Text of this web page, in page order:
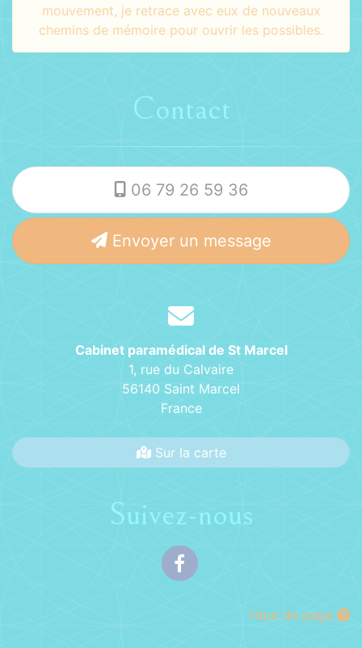
mouvement, je retrace avec eux de nouveaux
chemins de mémoire pour ouvrir les possibles.
Contact
06 79 26 59 36
Envoyer un message
Cabinet paramédical de St Marcel
1, rue du Calvaire
56140 Saint Marcel
France
Sur la carte
Suivez-nous
Haut de page